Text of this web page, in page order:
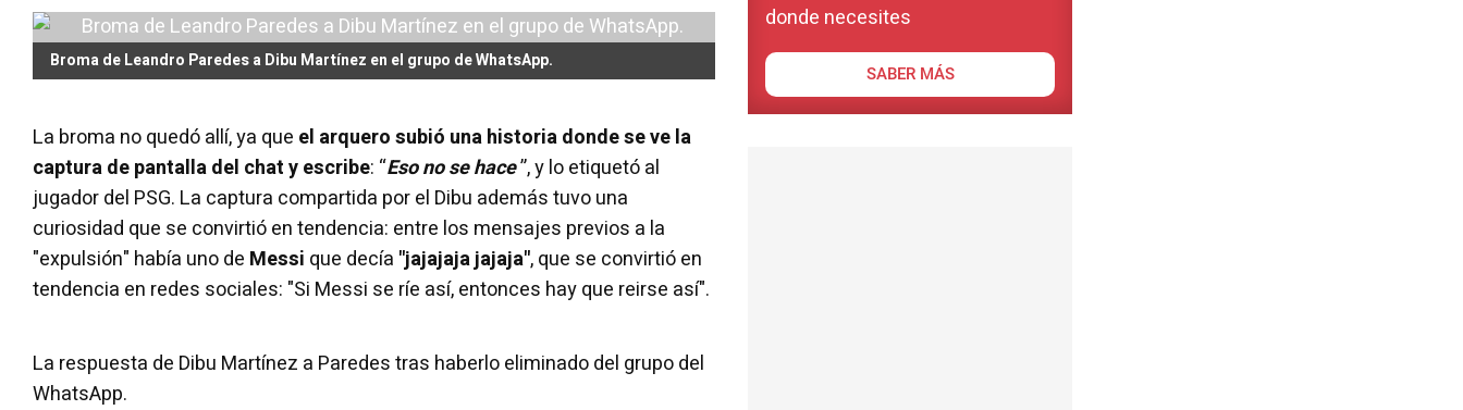
Broma de Leandro Paredes a Dibu Martínez en el grupo de WhatsApp.
La broma no quedó allí, ya que el arquero subió una historia donde se ve la
captura de pantalla del chat y escribe: “Eso no se hace”, y lo etiquetó al
jugador del PSG. La captura compartida por el Dibu además tuvo una
curiosidad que se convirtió en tendencia: entre los mensajes previos a la
"expulsión" había uno de Messi que decía "jajajaja jajaja", que se convirtió en
tendencia en redes sociales: "Si Messi se ríe así, entonces hay que reirse así".
La respuesta de Dibu Martínez a Paredes tras haberlo eliminado del grupo del
WhatsApp.
donde necesites
SABER MÁS